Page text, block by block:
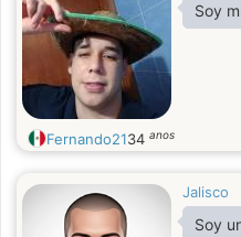
Soy
Fernando2134 anos
Jalisco
Soy